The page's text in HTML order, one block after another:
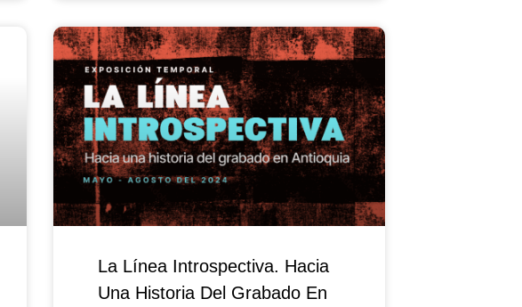
La Línea Introspectiva. Hacia
Una Historia Del Grabado En